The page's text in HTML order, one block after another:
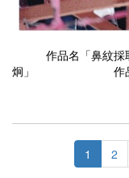
作品名「鼻
炯」 作品
1 2